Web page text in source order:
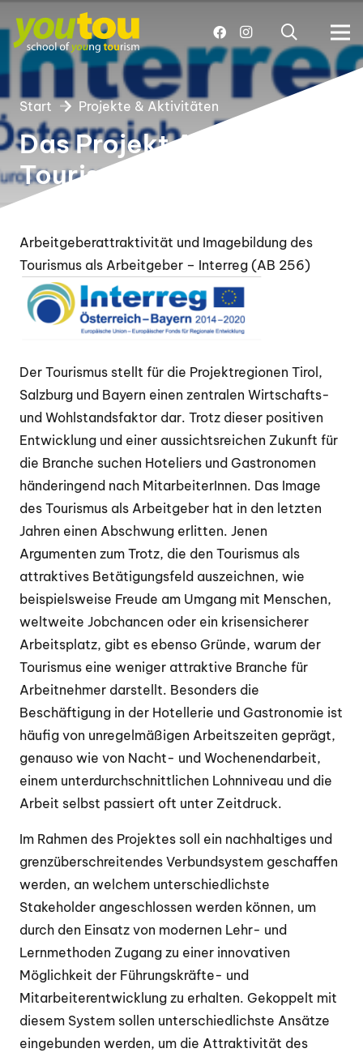
Start Projekte & Aktivitäten
Das Projekt Attraktiver
Tourismus
Arbeitgeberattraktivität und Imagebildung des
Tourismus als Arbeitgeber – Interreg (AB 256)
Der Tourismus stellt für die Projektregionen Tirol,
Salzburg und Bayern einen zentralen Wirtschafts-
und Wohlstandsfaktor dar. Trotz dieser positiven
Entwicklung und einer aussichtsreichen Zukunft für
die Branche suchen Hoteliers und Gastronomen
händeringend nach MitarbeiterInnen. Das Image
des Tourismus als Arbeitgeber hat in den letzten
Jahren einen Abschwung erlitten. Jenen
Argumenten zum Trotz, die den Tourismus als
attraktives Betätigungsfeld auszeichnen, wie
beispielsweise Freude am Umgang mit Menschen,
weltweite Jobchancen oder ein krisensicherer
Arbeitsplatz, gibt es ebenso Gründe, warum der
Tourismus eine weniger attraktive Branche für
Arbeitnehmer darstellt. Besonders die
Beschäftigung in der Hotellerie und Gastronomie ist
häufig von unregelmäßigen Arbeitszeiten geprägt,
genauso wie von Nacht- und Wochenendarbeit,
einem unterdurchschnittlichen Lohnniveau und die
Arbeit selbst passiert oft unter Zeitdruck.
Im Rahmen des Projektes soll ein nachhaltiges und
grenzüberschreitendes Verbundsystem geschaffen
werden, an welchem unterschiedlichste
Stakeholder angeschlossen werden können, um
durch den Einsatz von modernen Lehr- und
Lernmethoden Zugang zu einer innovativen
Möglichkeit der Führungskräfte- und
Mitarbeiterentwicklung zu erhalten. Gekoppelt mit
diesem System sollen unterschiedlichste Ansätze
eingebunden werden, um die Attraktivität des